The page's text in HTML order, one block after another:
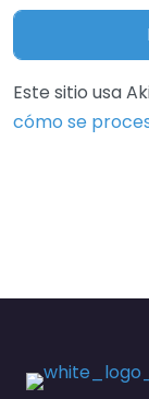
Este sitio usa
cómo se